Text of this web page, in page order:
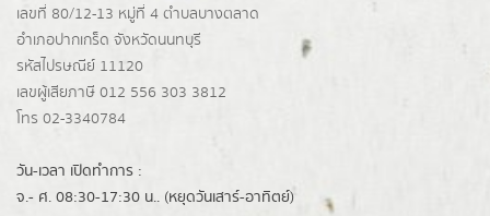
เลขที่ 80/12-13 หมู่ที่ 4 ตำบลบางตลาด
อำเภอปากเกร็ด จังหวัดนนทบุรี
รหัสไปรษณีย์ 11120
เลขผู้เสียภาษี 012 556 303 3812
โทร 02-3340784
วัน-เวลา เปิดทำการ :
จ.- ศ. 08:30-17:30 น.. (หยุดวันเสาร์-อาทิตย์)